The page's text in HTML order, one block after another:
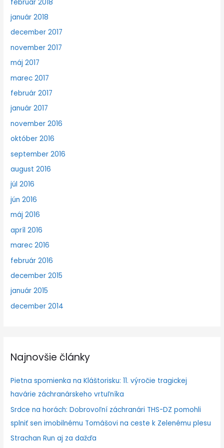
február 2018
január 2018
december 2017
november 2017
máj 2017
marec 2017
február 2017
január 2017
november 2016
október 2016
september 2016
august 2016
júl 2016
jún 2016
máj 2016
apríl 2016
marec 2016
február 2016
december 2015
január 2015
december 2014
Najnovšie články
Pietna spomienka na Kláštorisku: 11. výročie tragickej
havárie záchranárskeho vrtuľníka
Srdce na horách: Dobrovoľní záchranári THS-DZ pomohli
splniť sen imobilnému Tomášovi na ceste k Zelenému plesu
Strachan Run aj za dažďa